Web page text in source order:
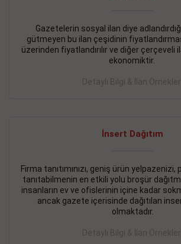
Gazetelerin sosyal ilan diye
gütmeyen bu ilan çeşidinin
üzerinden fiyatlandırılır ve diğer çerçeveli
ekonomiktir.
Detaylı Bilgi & İlan
İnsert Dağıtım
Firma tanıtımınızı, geniş ürün yelpazenizi,
tanıtabilmenin en etkili yolu broşür
insanların ev ve ofislerinin içine kadar
ancak gazete içerisinde dağıtılan
olmaktadır.
Detaylı Bilgi & İlan
İŞYERİ KİRALIK İlanı - 11.09.2018
BEYLİKDÜZÜ Kavaklıda 4 katlı bina
DEVREMÜLK KİRALIK İlanı- 11.09.2018
SİNYE Tekstile Şoförlüğü olan 35 yaşını
elemanı alınacaktır. Osmanbey, Şişli